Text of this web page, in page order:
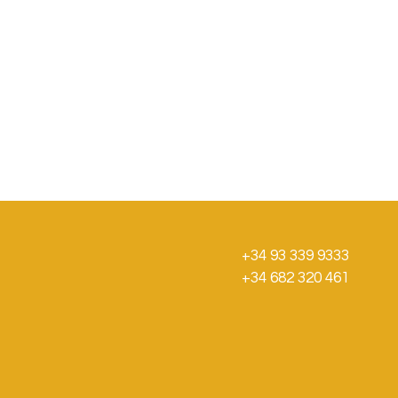
+34 93 339 9333
+34 682 320 461